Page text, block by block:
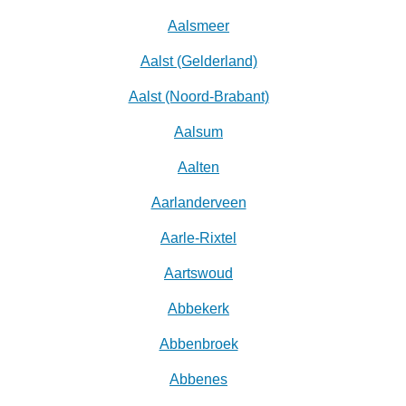
Aalsmeer
Aalst (Gelderland)
Aalst (Noord-Brabant)
Aalsum
Aalten
Aarlanderveen
Aarle-Rixtel
Aartswoud
Abbekerk
Abbenbroek
Abbenes